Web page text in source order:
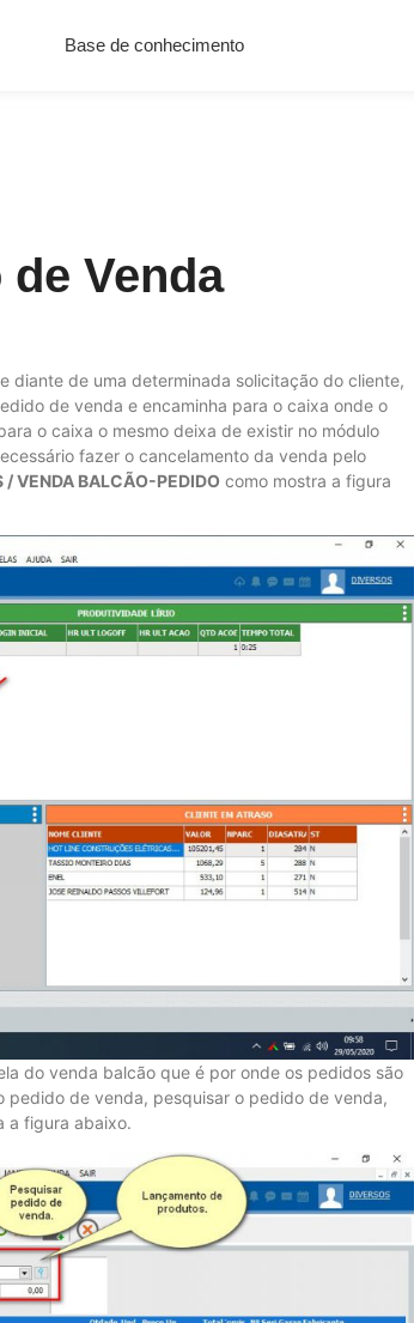
Base de conhecimento
Venda
de uma determinada solicitação do cliente,
de venda e encaminha para o caixa onde o
o caixa o mesmo deixa de existir no módulo
fazer o cancelamento da venda pelo
/ VENDA BALCÃO-PEDIDO como mostra a figura
do venda balcão que é por onde os pedidos são
pedido de venda, pesquisar o pedido de venda,
a figura abaixo.